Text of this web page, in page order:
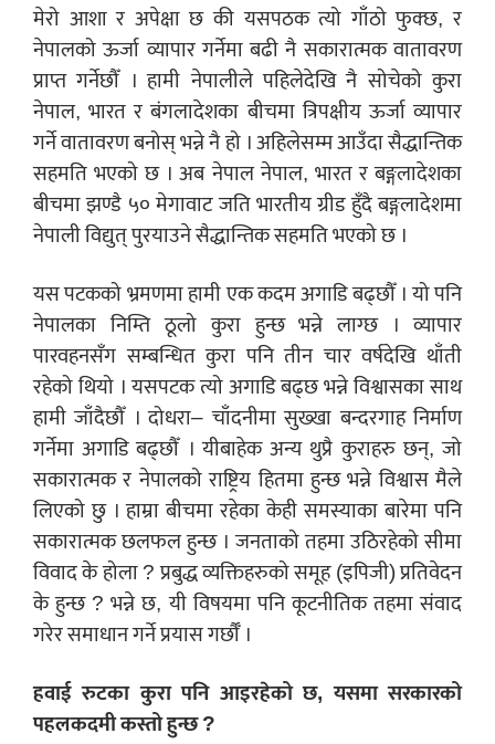
मेरो आशा र अपेक्षा छ की यसपठक त्यो गाँठो फुक्छ, र
नेपालको ऊर्जा व्यापार गर्नेमा बढी नै सकारात्मक वातावरण
प्राप्त गर्नेछौँ । हामी नेपालीले पहिलेदेखि नै सोचेको कुरा
नेपाल, भारत र बंगलादेशका बीचमा त्रिपक्षीय ऊर्जा व्यापार
गर्ने वातावरण बनोस् भन्ने नै हो । अहिलेसम्म आउँदा सैद्धान्तिक
सहमति भएको छ । अब नेपाल नेपाल, भारत र बङ्गलादेशका
बीचमा झण्डै ५० मेगावाट जति भारतीय ग्रीड हुँदै बङ्गलादेशमा
नेपाली विद्युत् पुरयाउने सैद्धान्तिक सहमति भएको छ ।
यस पटकको भ्रमणमा हामी एक कदम अगाडि बढ्छौँ । यो पनि
नेपालका निम्ति ठूलो कुरा हुन्छ भन्ने लाग्छ । व्यापार
पारवहनसँग सम्बन्धित कुरा पनि तीन चार वर्षदेखि थाँती
रहेको थियो । यसपटक त्यो अगाडि बढ्छ भन्ने विश्वासका साथ
हामी जाँदैछौँ । दोधरा– चाँदनीमा सुख्खा बन्दरगाह निर्माण
गर्नेमा अगाडि बढ्छौँ । यीबाहेक अन्य थुप्रै कुराहरु छन्, जो
सकारात्मक र नेपालको राष्ट्रिय हितमा हुन्छ भन्ने विश्वास मैले
लिएको छु । हाम्रा बीचमा रहेका केही समस्याका बारेमा पनि
सकारात्मक छलफल हुन्छ । जनताको तहमा उठिरहेको सीमा
विवाद के होला ? प्रबुद्ध व्यक्तिहरुको समूह (इपिजी) प्रतिवेदन
के हुन्छ ? भन्ने छ, यी विषयमा पनि कूटनीतिक तहमा संवाद
गरेर समाधान गर्ने प्रयास गर्छौँ ।
हवाई रुटका कुरा पनि आइरहेको छ, यसमा सरकारको
पहलकदमी कस्तो हुन्छ ?